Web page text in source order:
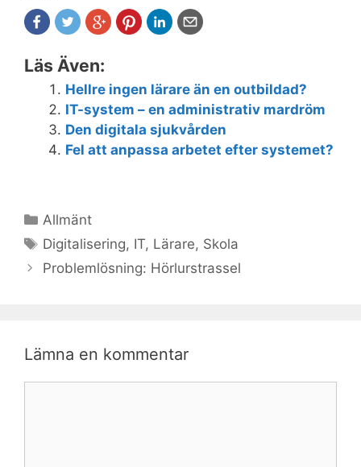
Läs Även:
Hellre ingen lärare än en outbildad?
IT-system – en administrativ mardröm
Den digitala sjukvården
Fel att anpassa arbetet efter systemet?
Kategorier
Allmänt
Etiketter
Digitalisering, IT, Lärare, Skola
Inläggsnavigering
Problemlösning: Hörlurstrassel
Lämna en kommentar